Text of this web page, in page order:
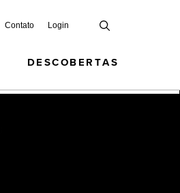
Contato Login
DESCOBERTAS